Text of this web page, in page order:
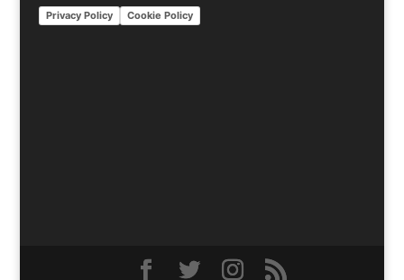
Privacy Policy Cookie Policy